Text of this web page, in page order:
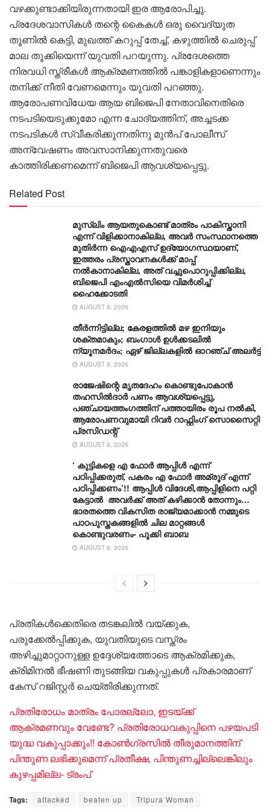
വഴക്കുണ്ടാക്കിയിരുന്നതായി ഇര ആരോപിച്ചു.
പ്രദേശവാസികൾ തന്റെ കൈകൾ ഒരു വൈദ്യുത
തൂണിൽ കെട്ടി, മുഖത്ത് കറുപ്പ് തേച്ച്, കഴുത്തിൽ ചെരുപ്പ്
മാല തൂക്കിയെന്ന് യുവതി പറയുന്നു. പ്രദേശത്തെ
നിരവധി സ്ത്രീകൾ ആക്രമണത്തിൽ പങ്കാളികളാണെന്നും
തനിക്ക് നീതി വേണമെന്നും യുവതി പറഞ്ഞു.
ആരോപണവിധേയ ആയ ബിജെപി നേതാവിനെതിരെ
നടപടിയെടുക്കുമോ എന്ന ചോദ്യത്തിന്, അച്ചടക്ക
നടപടികൾ സ്വീകരിക്കുന്നതിനു മുൻപ് പോലീസ്
അന്വേഷണം അവസാനിക്കുന്നതുവരെ
കാത്തിരിക്കണമെന്ന് ബിജെപി ആവശ്യപ്പെട്ടു.
Related Post
മുസ്‌ലിം ആയതുകൊണ്ട് മാത്രം പാകിസ്താനി
എന്ന് വിളിക്കാനാകില്ല, അവർ സംസ്ഥാനത്തെ
മുതിർന്ന ഐഎഎസ് ഉദ്യോഗസ്ഥയാണ്,
ഇത്തരം പ്രസ്താവനകള്‍ക്ക് മാപ്പ്
നല്‍കാനാകില്ല, അത് വച്ചുപൊറുപ്പിക്കില്ല,
ബിജെപി എംഎൽസിയെ വിമര്‍ശിച്ച്
ഹൈക്കോടതി
AUGUST 8, 2026
തീർന്നിട്ടില്ല; കേരളത്തിൽ മഴ ഇനിയും
ശക്തമാകും; ബംഗാൾ ഉൾക്കടലിൽ
ന്യൂനമർദം; ഏഴ് ജില്ലകളിൽ ഓറഞ്ച് അലർട്ട്
AUGUST 8, 2026
രാജേഷിന്റെ മൃതദേഹം കൊണ്ടുപോകാന്‍
തഹസില്‍ദാര്‍ പണം ആവശ്യപ്പെട്ടു,
പഞ്ചായത്തംഗത്തിന് പത്തായിരം രൂപ നല്‍കി,
ആരോപണവുമായി റിവർ റാഫ്റ്റിംഗ് സൊസൈറ്റി
പ്രസിഡന്റ്
AUGUST 8, 2026
‘ കുട്ടികളെ എ ഫോർ ആപ്പിൾ എന്ന്
പഠിപ്പിക്കരുത്, പകരം എ ഫോർ അമ്രൂദ് എന്ന്
പഠിപ്പിക്കണം’!! ആപ്പിൾ വിദേശി,ആപ്പിളിനെ പറ്റി
കേട്ടാൽ അവർക്ക് അത് കഴിക്കാൻ തോന്നും…
ഭാരതത്തെ വികസിത രാജ്യമാക്കാൻ നമ്മുടെ
പാഠപുസ്തകങ്ങളിൽ ചില മാറ്റങ്ങൾ
കൊണ്ടുവരണം- പൂക്കി ബാബ
AUGUST 8, 2026
പ്രതികൾക്കെതിരെ തടങ്കലിൽ വയ്ക്കുക,
പരുക്കേൽപ്പിക്കുക, യുവതിയുടെ വസ്ത്രം
അഴിച്ചുമാറ്റാനുള്ള ഉദ്ദേശ്യത്തോടെ ആക്രമിക്കുക,
ക്രിമിനൽ ഭീഷണി തുടങ്ങിയ വകുപ്പുകൾ പ്രകാരമാണ്
കേസ് റജിസ്റ്റർ ചെയ്തിരിക്കുന്നത്.
പ്രതിരോധം മാത്രം പോരല്ലോ, ഇടയ്ക്ക്
ആക്രമണവും വേണ്ടേ? പ്രതിരോധവകുപ്പിനെ പഴയപടി
യുദ്ധ വകുപ്പാക്കും!! കോൺഗ്രസിൽ തീരുമാനത്തിന്
പിന്തുണ ലഭിക്കുമെന്ന് പ്രതീക്ഷ, പിന്തുണച്ചില്ലെങ്കിലും
കുഴപ്പമില്ല- ട്രംപ്
Tags: attacked beaten up Tripura Woman